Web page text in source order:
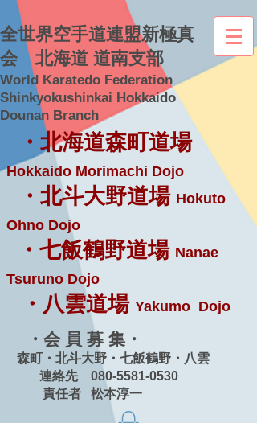
全世界空手道連盟新極真
会 北海道 道南支部
World Karatedo Federation
Shinkyokushinkai Hokkaido
Dounan Branch
・北海道森町道場
Hokkaido Morimachi Dojo
・北斗大野道場 Hokuto
Ohno Dojo
・七飯鶴野道場 Nanae
Tsuruno Dojo
・八雲道場 Yakumo Dojo
・会 員 募 集・
森町・北斗大野・七飯鶴野・八雲
連絡先 080-5581-0530
責任者 松本淳一